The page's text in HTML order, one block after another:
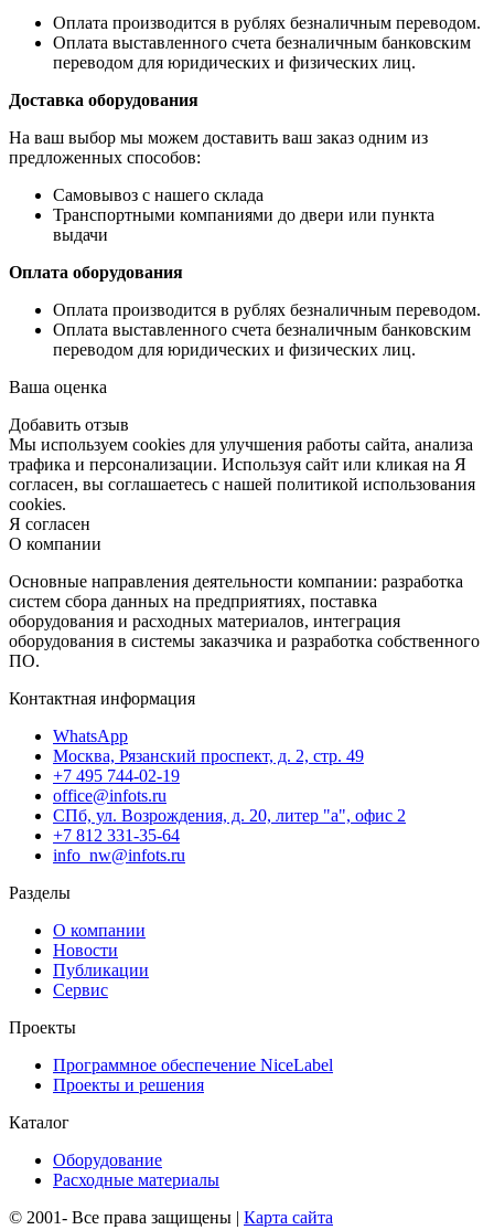
Оплата производится в рублях безналичным переводом.
Оплата выставленного счета безналичным банковским
переводом для юридических и физических лиц.
Доставка оборудования
На ваш выбор мы можем доставить ваш заказ одним из
предложенных способов:
Самовывоз с нашего склада
Транспортными компаниями до двери или пункта
выдачи
Оплата оборудования
Оплата производится в рублях безналичным переводом.
Оплата выставленного счета безналичным банковским
переводом для юридических и физических лиц.
Ваша оценка
Добавить отзыв
Мы используем cookies для улучшения работы сайта, анализа
трафика и персонализации. Используя сайт или кликая на Я
согласен, вы соглашаетесь с нашей политикой использования
cookies.
Я согласен
О компании
Основные направления деятельности компании: разработка
систем сбора данных на предприятиях, поставка
оборудования и расходных материалов, интеграция
оборудования в системы заказчика и разработка собственного
ПО.
Контактная информация
WhatsApp
Москва, Рязанский проспект, д. 2, стр. 49
+7 495 744-02-19
office@infots.ru
СПб, ул. Возрождения, д. 20, литер "a", офис 2
+7 812 331-35-64
info_nw@infots.ru
Разделы
О компании
Новости
Публикации
Сервис
Проекты
Программное обеспечение NiceLabel
Проекты и решения
Каталог
Оборудование
Расходные материалы
© 2001- Все права защищены | Карта сайта